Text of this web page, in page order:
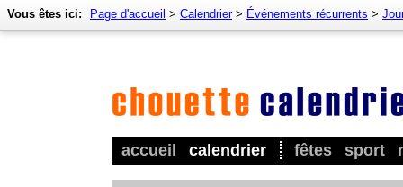
accueil calendrier fêtes sport
Vous êtes ici: Page d'accueil > Calendrier> Événements récurrents >